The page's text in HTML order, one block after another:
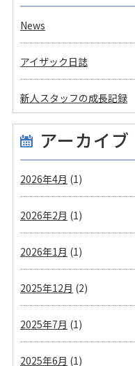
News
アイザック日誌
新人スタッフの成長記録
アーカイブ
2026年4月 (1)
2026年2月 (1)
2026年1月 (1)
2025年12月 (2)
2025年7月 (1)
2025年6月 (1)